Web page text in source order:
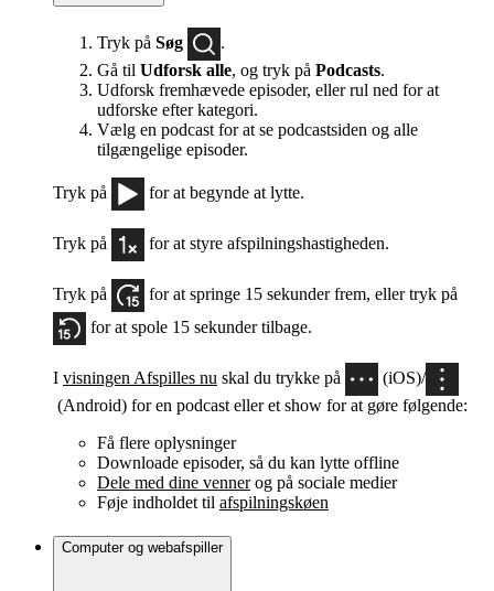
Tryk på Søg
.
Gå til Udforsk alle, og tryk på Podcasts.
Udforsk fremhævede episoder, eller rul ned for at
udforske efter kategori.
Vælg en podcast for at se podcastsiden og alle
tilgængelige episoder.
Tryk på for at begynde at lytte.
Tryk på for at styre afspilningshastigheden.
Tryk på
for at springe 15 sekunder frem, eller tryk på
for at spole 15 sekunder tilbage.
I visningen Afspilles nu skal du trykke på
(iOS)/
(Android) for en podcast eller et show for at gøre følgende:
Få flere oplysninger
Downloade episoder, så du kan lytte offline
Dele med dine vennerog på sociale medier
Føje indholdet til afspilningskøen
Computer og webafspiller